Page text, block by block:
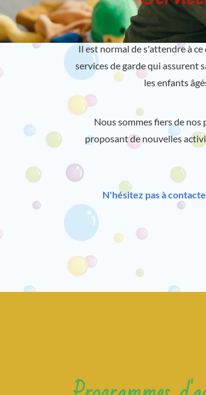
Il est normal de s'attendre à
services de garde qui assurent
les enfants
Nous sommes fiers de
proposant de nouvelles
N'hésitez pas à